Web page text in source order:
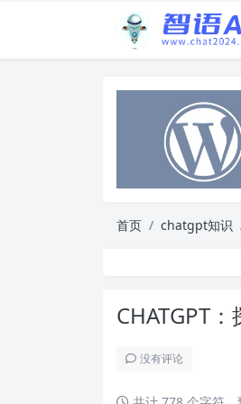
首页 chatgpt知识
CHATGPT
没有评论